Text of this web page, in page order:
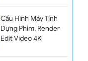
Cấu Hình Máy Tính
Dựng Phim, Render
Edit Video 4K